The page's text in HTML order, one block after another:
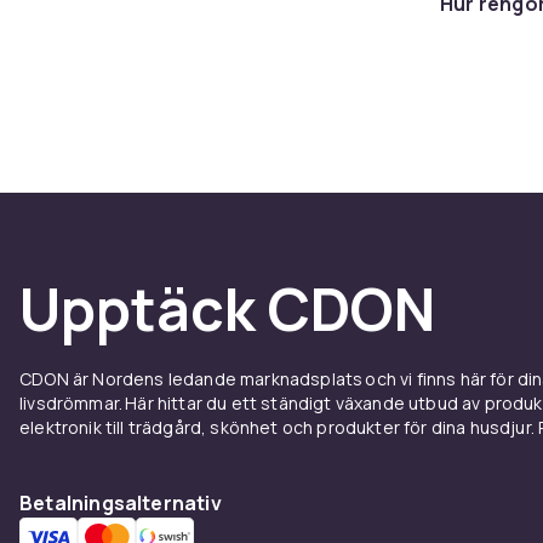
sidor,
luft genom
bubbeleffekt
att
Hydrojets
Upptäck CDON
CDON är Nordens ledande marknadsplats och vi finns här för
livsdrömmar. Här hittar du ett ständigt växande utbud av
elektronik till trädgård, skönhet och produkter för dina husdjur.
Betalningsalternativ